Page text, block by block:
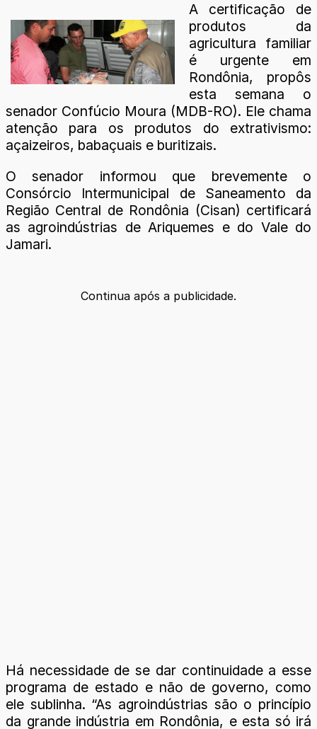
A certificação de
produtos da
agricultura familiar
é urgente em
Rondônia, propôs
esta semana o
senador Confúcio Moura (MDB-RO). Ele chama
atenção para os produtos do extrativismo:
açaizeiros, babaçuais e buritizais.
O senador informou que brevemente o
Consórcio Intermunicipal de Saneamento da
Região Central de Rondônia (Cisan) certificará
as agroindústrias de Ariquemes e do Vale do
Jamari.
Continua após a publicidade.
Há necessidade de se dar continuidade a esse
programa de estado e não de governo, como
ele sublinha. “As agroindústrias são o princípio
da grande indústria em Rondônia, e esta só irá